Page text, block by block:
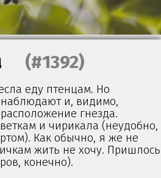
(#1392)
еду птенцам. Но
и, видимо,
гнезда.
и чирикала (неудобно,
Как обычно, я же не
жить не хочу. Пришлось
конечно).